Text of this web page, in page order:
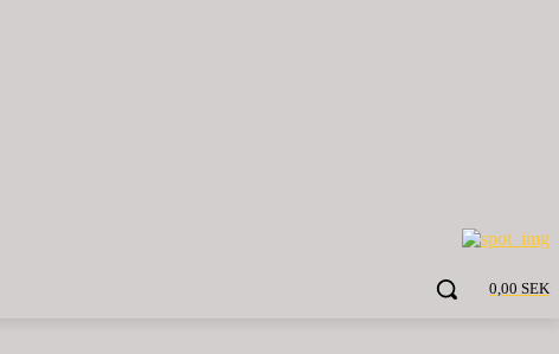
0,00 SEK